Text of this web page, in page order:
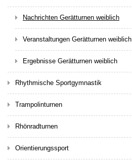
Nachrichten Gerätturnen weiblich
Veranstaltungen Gerätturnen weiblich
Ergebnisse Gerätturnen weiblich
Rhythmische Sportgymnastik
Trampolinturnen
Rhönradturnen
Orientierungssport